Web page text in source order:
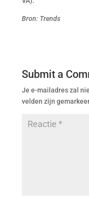
Bron: Trends
Submit a
Je e-mailadres zal
velden zijn